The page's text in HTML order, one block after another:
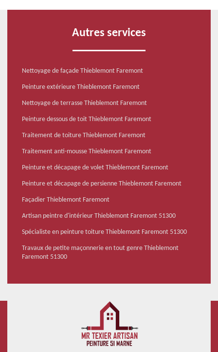
Autres services
Nettoyage de façade Thieblemont Faremont
Peinture extérieure Thieblemont Faremont
Nettoyage de terrasse Thieblemont Faremont
Peinture dessous de toit Thieblemont Faremont
Traitement de toiture Thieblemont Faremont
Traitement anti-mousse Thieblemont Faremont
Peinture et décapage de volet Thieblemont Faremont
Peinture et décapage de persienne Thieblemont Faremont
Façadier Thieblemont Faremont
Artisan peintre d'intérieur Thieblemont Faremont 51300
Spécialiste en peinture toiture Thieblemont Faremont 51300
Travaux de petite maçonnerie en tout genre Thieblemont
Faremont 51300